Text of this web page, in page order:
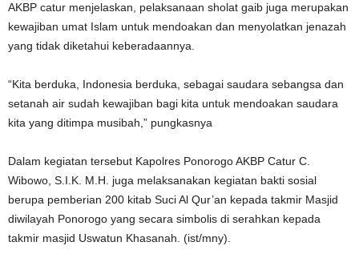
AKBP catur menjelaskan, pelaksanaan sholat gaib juga merupakan
kewajiban umat Islam untuk mendoakan dan menyolatkan jenazah
yang tidak diketahui keberadaannya.
“Kita berduka, Indonesia berduka, sebagai saudara sebangsa dan
setanah air sudah kewajiban bagi kita untuk mendoakan saudara
kita yang ditimpa musibah,” pungkasnya
Dalam kegiatan tersebut Kapolres Ponorogo AKBP Catur C.
Wibowo, S.I.K. M.H. juga melaksanakan kegiatan bakti sosial
berupa pemberian 200 kitab Suci Al Qur’an kepada takmir Masjid
diwilayah Ponorogo yang secara simbolis di serahkan kepada
takmir masjid Uswatun Khasanah. (ist/mny).